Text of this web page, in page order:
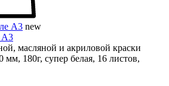
new
А3
масляной и акриловой краски
мм, 180г, супер белая, 16 листов,